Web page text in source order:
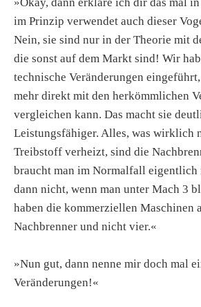
im Prinzip verwendet auch dieser
Nein, sie sind nur in der Theorie mit
die sonst auf dem Markt sind! Wir
technische Veränderungen
mehr direkt mit den herkömmlichen
vergleichen kann. Das macht sie
Leistungsfähiger. Alles, was wirklich
Treibstoff verheizt, sind die
braucht man im Normalfall eigentlich
dann nicht, wenn man unter Mach 3
haben die kommerziellen Maschinen
Nachbrenner und nicht vier.«
»Nun gut, dann nenne mir doch mal
Veränderungen!«